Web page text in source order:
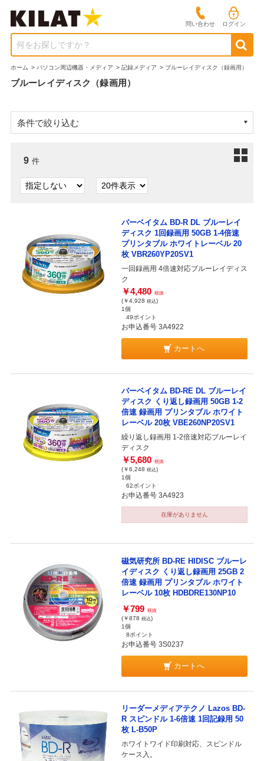
問い合わせ ログイン
何をお探しですか？
ホーム > パソコン周辺機器・メディア > 記録メディア > ブルーレイディスク（録画用）
ブルーレイディスク（録画用）
条件で絞り込む
9 件
バーベイタム BD-R DL ブルーレイ
ディスク 1回録画用 50GB 1-4倍速
プリンタブル ホワイトレーベル 20
枚 VBR260YP20SV1
一回録画用 4倍速対応ブルーレイディス
ク
￥4,480 税抜
(￥4,928 税込)
1個
49ポイント
お申込番号 3A4922
カートへ
バーベイタム BD-RE DL ブルーレイ
ディスク くり返し録画用 50GB 1-2
倍速 録画用 プリンタブル ホワイト
レーベル 20枚 VBE260NP20SV1
繰り返し録画用 1-2倍速対応ブルーレイ
ディスク
￥5,680 税抜
(￥6,248 税込)
1個
62ポイント
お申込番号 3A4923
在庫がありません
磁気研究所 BD-RE HIDISC ブルーレ
イディスク くり返し録画用 25GB 2
倍速 録画用 プリンタブル ホワイト
レーベル 10枚 HDBDRE130NP10
￥799 税抜
(￥878 税込)
1個
8ポイント
お申込番号 3S0237
カートへ
リーダーメディアテクノ Lazos BD-
R スピンドル 1-6倍速 1回記録用 50
枚 L-B50P
ホワイトワイド印刷対応、スピンドル
ケース入。